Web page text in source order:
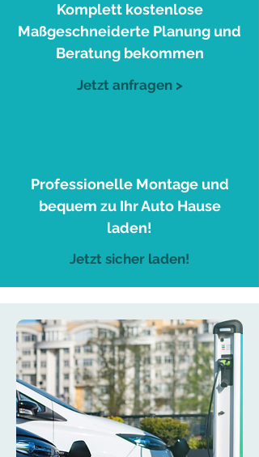
Komplett kostenlose
Maßgeschneiderte Planung und
Beratung bekommen
Jetzt anfragen >
Professionelle Montage und
bequem zu Ihr Auto Hause
laden!
Jetzt sicher laden!